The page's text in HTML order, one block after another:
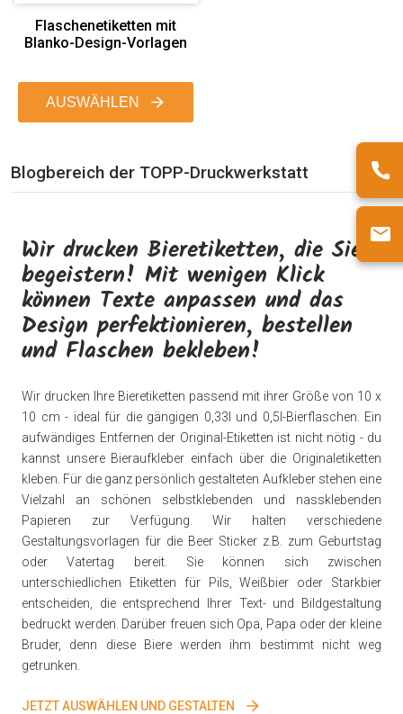
Flaschenetiketten mit
Blanko-Design-Vorlagen
AUSWÄHLEN
Blogbereich der TOPP-Druckwerkstatt
Wir drucken Bieretiketten, die Sie
begeistern! Mit wenigen Klick
können Texte anpassen und das
Design perfektionieren, bestellen
und Flaschen bekleben!
Wir drucken Ihre Bieretiketten passend mit ihrer Größe von 10 x
10 cm - ideal für die gängigen 0,33l und 0,5l-Bierflaschen. Ein
aufwändiges Entfernen der Original-Etiketten ist nicht nötig - du
kannst unsere Bieraufkleber einfach über die Originaletiketten
kleben. Für die ganz persönlich gestalteten Aufkleber stehen eine
Vielzahl an schönen selbstklebenden und nassklebenden
Papieren zur Verfügung. Wir halten verschiedene
Gestaltungsvorlagen für die Beer Sticker z.B. zum Geburtstag
oder Vatertag bereit. Sie können sich zwischen
unterschiedlichen Etiketten für Pils, Weißbier oder Starkbier
entscheiden, die entsprechend Ihrer Text- und Bildgestaltung
bedruckt werden. Darüber freuen sich Opa, Papa oder der kleine
Bruder, denn diese Biere werden ihm bestimmt nicht weg
getrunken.
JETZT AUSWÄHLEN UND GESTALTEN